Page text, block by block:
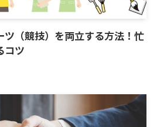
（競技）を両立する方法！忙
コツ